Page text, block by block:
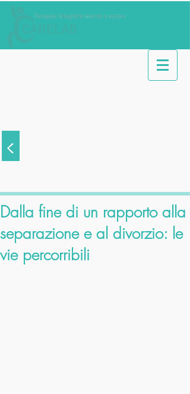
<
Dalla fine di un rapporto alla
separazione e al divorzio: le
vie percorribili